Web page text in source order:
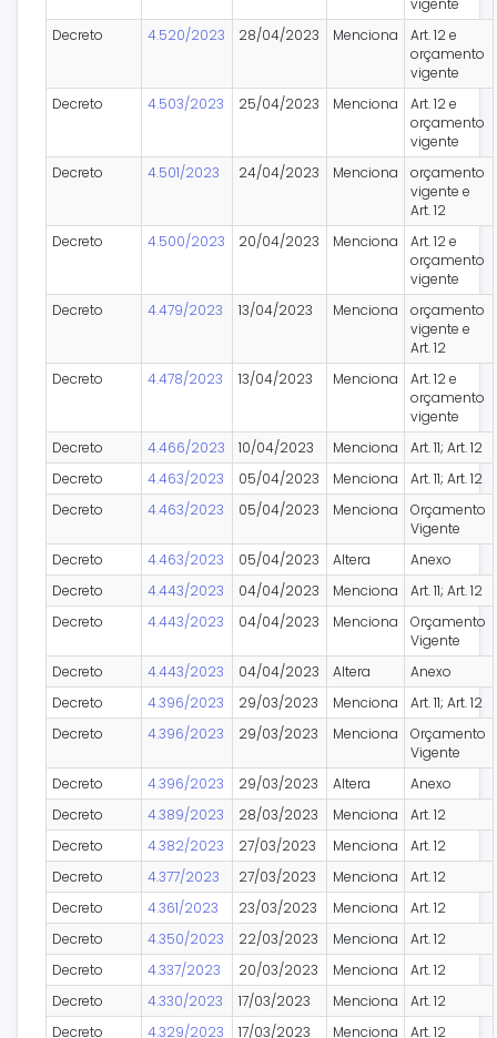
Decreto
4.520/2023 28/04/2023 Menciona
Art. 12 e
orçamento
vigente
Decreto
4.503/2023 25/04/2023 Menciona
Art. 12 e
orçamento
vigente
Decreto
4.501/2023 24/04/2023 Menciona
orçamento
vigente e
Art. 12
Decreto
4.500/2023 20/04/2023 Menciona
Art. 12 e
orçamento
vigente
Decreto
4.479/2023 13/04/2023 Menciona
orçamento
vigente e
Art. 12
Decreto
4.478/2023 13/04/2023 Menciona
Art. 12 e
orçamento
vigente
Decreto
4.466/2023 10/04/2023 Menciona
Art. 11; Art. 12
Decreto
4.463/2023 05/04/2023 Menciona
Art. 11; Art. 12
Decreto
4.463/2023 05/04/2023 Menciona
Orçamento
Vigente
Decreto
4.463/2023 05/04/2023 Altera
Anexo
Decreto
4.443/2023 04/04/2023 Menciona
Art. 11; Art. 12
Decreto
4.443/2023 04/04/2023 Menciona
Orçamento
Vigente
Decreto
4.443/2023 04/04/2023 Altera
Anexo
Decreto
4.396/2023 29/03/2023 Menciona
Art. 11; Art. 12
Decreto
4.396/2023 29/03/2023 Menciona
Orçamento
Vigente
Decreto
4.396/2023 29/03/2023 Altera
Anexo
Decreto
4.389/2023 28/03/2023 Menciona
Art. 12
Decreto
4.382/2023 27/03/2023 Menciona
Art. 12
Decreto
4.377/2023 27/03/2023 Menciona
Art. 12
Decreto
4.361/2023 23/03/2023 Menciona
Art. 12
Decreto
4.350/2023 22/03/2023 Menciona
Art. 12
Decreto
4.337/2023 20/03/2023 Menciona
Art. 12
Decreto
4.330/2023 17/03/2023 Menciona
Art. 12
Decreto
4.329/2023 17/03/2023 Menciona Art. 12